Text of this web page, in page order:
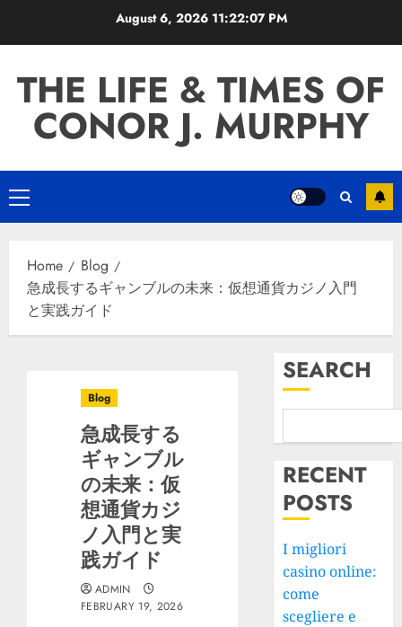
August 6, 2026 11:22:07 PM
THE LIFE & TIMES OF
CONOR J. MURPHY
Primary
Menu
Home
Blog
急成長するギャンブルの未来：仮想通貨カジノ入門
と実践ガイド
Blog
急成長する
ギャンブル
の未来：仮
想通貨カジ
ノ入門と実
践ガイド
ADMIN
FEBRUARY 19, 2026
SEARCH
RECENT
POSTS
I migliori
casino online:
come
scegliere e